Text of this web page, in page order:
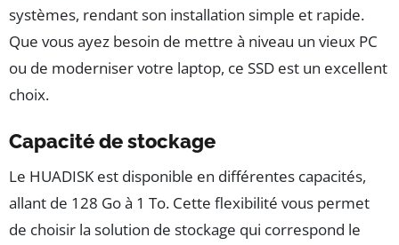
systèmes, rendant son installation simple et rapide.
Que vous ayez besoin de mettre à niveau un vieux PC
ou de moderniser votre laptop, ce SSD est un excellent
choix.
Capacité de stockage
Le HUADISK est disponible en différentes capacités,
allant de 128 Go à 1 To. Cette flexibilité vous permet
de choisir la solution de stockage qui correspond le